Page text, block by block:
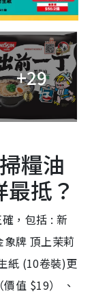
+29
糧油
抵？
，包括 : 新
牌 頂上茉莉
紙 (10卷裝)更
值 $19） 、